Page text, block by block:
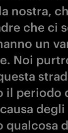
nostra,
che ci
un
Noi
il periodo
qualcosa